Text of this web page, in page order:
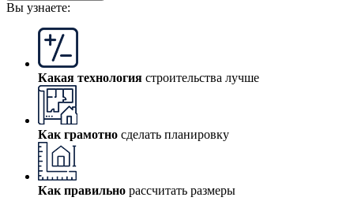
Вы узнаете:
Какая технология строительства лучше
Как грамотно сделать планировку
Как правильно рассчитать размеры